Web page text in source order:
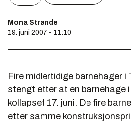
Mona Strande
19. juni 2007 - 11:10
Fire midlertidige barnehager i
stengt etter at en barnehage i
kollapset 17. juni. De fire
etter samme